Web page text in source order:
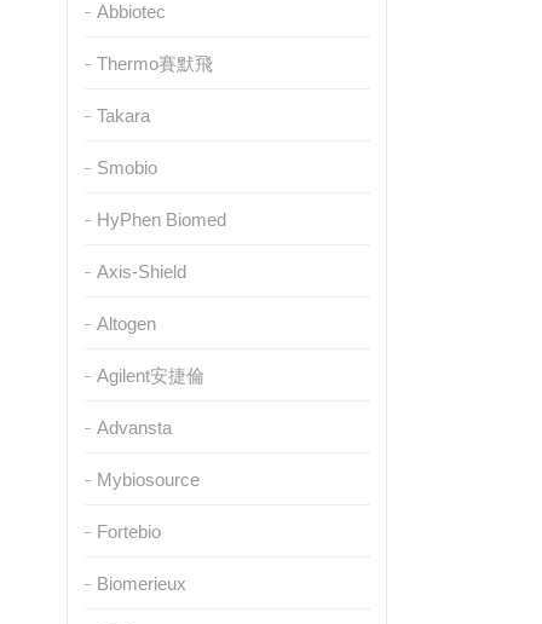
Abbiotec
Thermo賽默飛
Takara
Smobio
HyPhen Biomed
Axis-Shield
Altogen
Agilent安捷倫
Advansta
Mybiosource
Fortebio
Biomerieux